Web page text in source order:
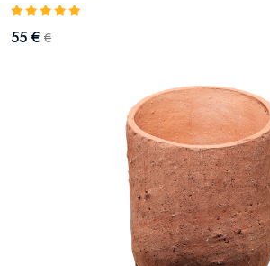
55 € €